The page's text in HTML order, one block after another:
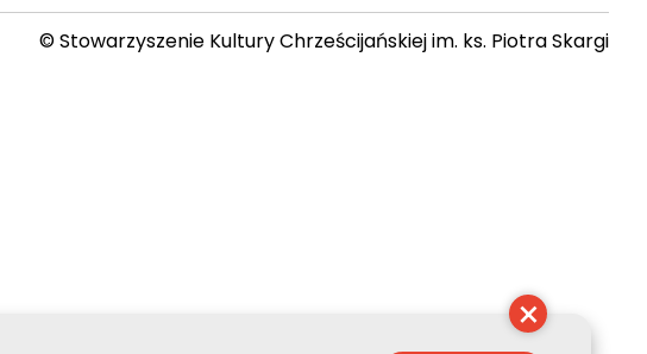
© Stowarzyszenie Kultury Chrześcijańskiej im. ks. Piotra Skargi
×